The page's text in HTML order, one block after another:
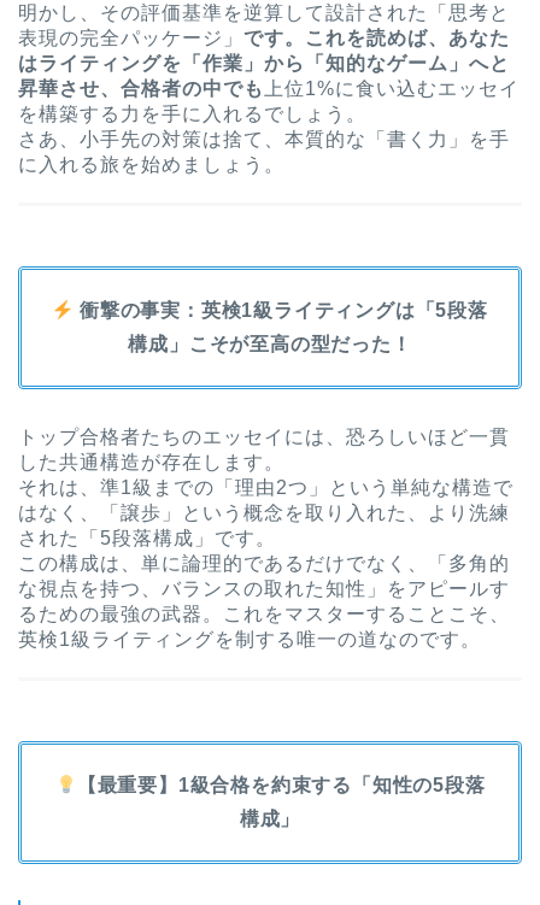
明かし、その評価基準を逆算して設計された「思考と
表現の完全パッケージ」 です。これを読めば、あなた
はライティングを「作業」から「知的なゲーム」へと
昇華させ、合格者の中でも
上位1%に食い込むエッセイ
を構築する力を手に入れるでしょう。
さあ、小手先の対策は捨て、本質的な「書く力」を手
に入れる旅を始めましょう。
衝撃の事実：英検1級ライティングは「5段落
構成」こそが至高の型だった！
トップ合格者たちのエッセイには、恐ろしいほど一貫
した共通構造が存在します。
それは、準1級までの「理由2つ」という単純な構造で
はなく、「譲歩」という概念を取り入れた、より洗練
された「5段落構成」です。
この構成は、単に論理的であるだけでなく、「多角的
な視点を持つ、バランスの取れた知性」をアピールす
るための最強の武器。これをマスターすることこそ、
英検1級ライティングを制する唯一の道なのです。
【最重要】1級合格を約束する「知性の5段落
構成」